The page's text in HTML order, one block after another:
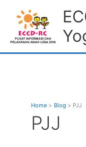
content
Home Blog PJJ
PJJ